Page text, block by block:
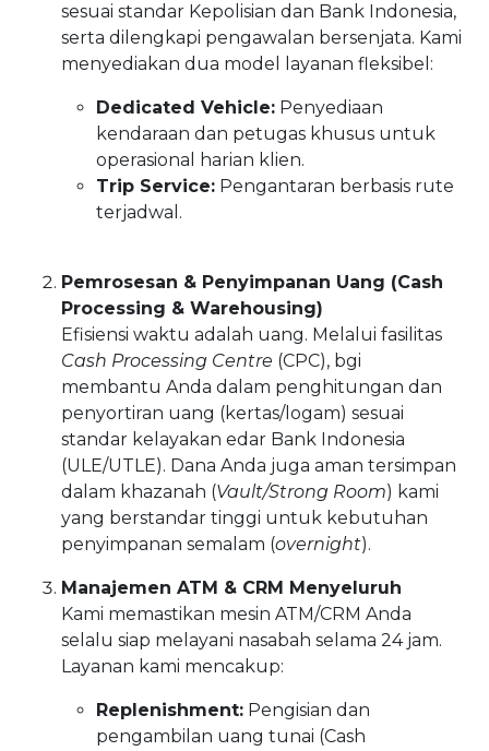
sesuai standar Kepolisian dan Bank Indonesia,
serta dilengkapi pengawalan bersenjata. Kami
menyediakan dua model layanan fleksibel:
Dedicated Vehicle: Penyediaan
kendaraan dan petugas khusus untuk
operasional harian klien.
Trip Service: Pengantaran berbasis rute
terjadwal.
Pemrosesan & Penyimpanan Uang (Cash
Processing & Warehousing)
Efisiensi waktu adalah uang. Melalui fasilitas
Cash Processing Centre (CPC), bgi
membantu Anda dalam penghitungan dan
penyortiran uang (kertas/logam) sesuai
standar kelayakan edar Bank Indonesia
(ULE/UTLE). Dana Anda juga aman tersimpan
dalam khazanah (Vault/Strong Room) kami
yang berstandar tinggi untuk kebutuhan
penyimpanan semalam (overnight).
Manajemen ATM & CRM Menyeluruh
Kami memastikan mesin ATM/CRM Anda
selalu siap melayani nasabah selama 24 jam.
Layanan kami mencakup:
Replenishment: Pengisian dan
pengambilan uang tunai (Cash